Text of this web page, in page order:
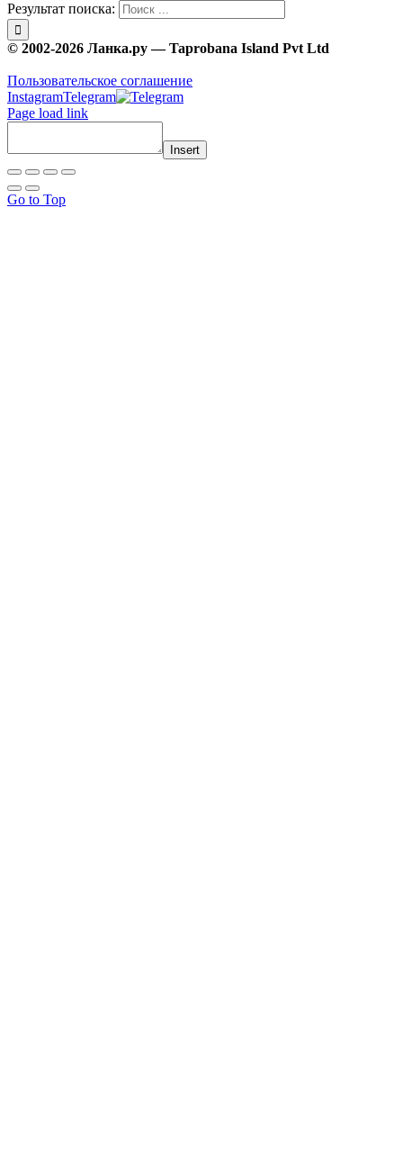
Результат поиска:
© 2002-2026 Ланка.ру — Taprobana Island Pvt Ltd
Пользовательское соглашение
InstagramTelegram
Page load link
Insert
Go to Top